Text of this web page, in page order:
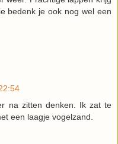
bedenk je ook nog wel een
na zitten denken. Ik zat te
een laagje vogelzand.